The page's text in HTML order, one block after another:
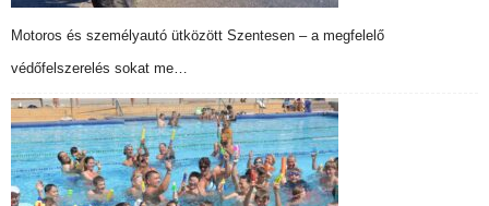
Motoros és személyautó ütközött Szentesen – a megfelelő
védőfelszerelés sokat me…